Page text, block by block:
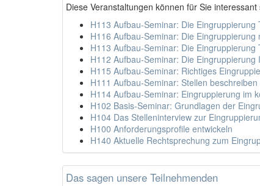
Diese Veranstaltungen können für Sie interessant
H113 Aufbau-Seminar: Die
H116 Aufbau-Seminar: Die
H113 Aufbau-Seminar: Die
H112 Aufbau-Seminar: Die Eingruppierung
H115 Aufbau-Seminar: Richtiges
H111 Aufbau-Seminar: Stellen
H114 Aufbau-Seminar: Eingruppierung im
H102 Basis-Seminar: Grundlagen der
H104 Das Stelleninterview zur
H100 Anforderungsprofile entwickeln
H140 Aktuelle Rechtsprechung zum
Das sagen unsere Teilnehmenden